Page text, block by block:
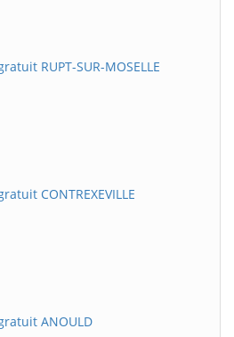
RUPT-SUR-MOSELLE
CONTREXEVILLE
ANOULD